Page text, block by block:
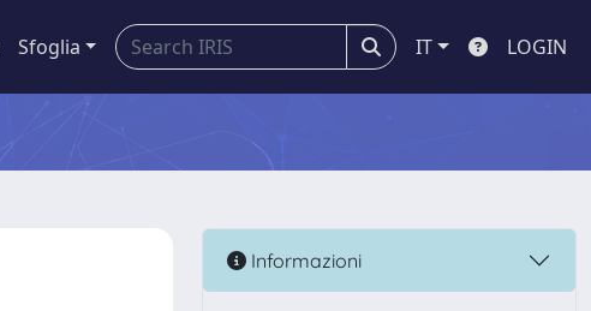
Sfoglia IT LOGIN
Informazioni